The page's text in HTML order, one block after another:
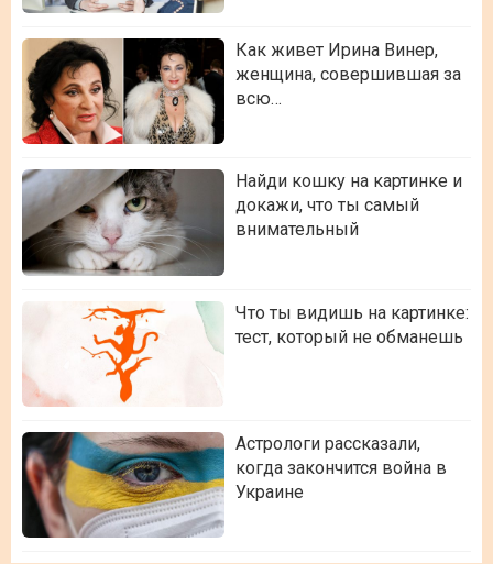
Как живет Ирина Винер,
женщина, совершившая за
всю…
Найди кошку на картинке и
докажи, что ты самый
внимательный
Что ты видишь на картинке:
тест, который не обманешь
Астрологи рассказали,
когда закончится война в
Украине